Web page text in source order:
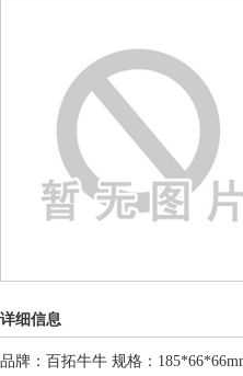
详细信息
品牌：百拓牛牛 规格：